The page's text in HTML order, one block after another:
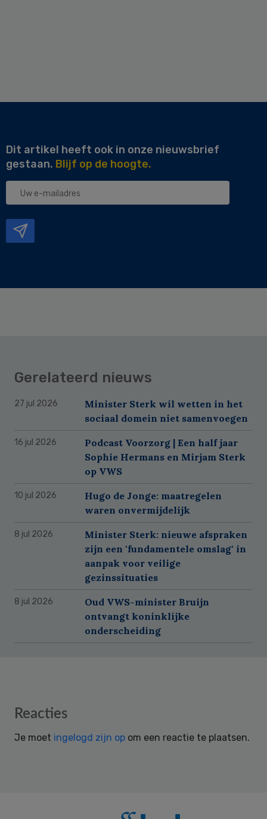
Dit artikel heeft ook in onze nieuwsbrief
gestaan. Blijf op de hoogte.
Uw
Gerelateerd nieuws
27 jul 2026
Minister Sterk wil wetten in het
sociaal domein niet samenvoegen
16 jul 2026
Podcast Voorzorg | Een half jaar
Sophie Hermans en Mirjam Sterk
op VWS
10 jul 2026
Hugo de Jonge: maatregelen
waren onvermijdelijk
8 jul 2026
Minister Sterk: nieuwe afspraken
zijn een 'fundamentele omslag' in
aanpak voor veilige
gezinssituaties
8 jul 2026
Oud VWS-minister Bruijn
ontvangt koninklijke
onderscheiding
Reader
Reacties
Je moet ingelogd zijn op om een reactie te plaatsen.